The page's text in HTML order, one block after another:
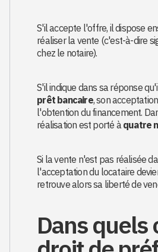
S'il accepte l'offre, il dispose
réaliser la vente (c'est-à-dire
chez le notaire).
S'il indique dans sa réponse
prêt bancaire, son
l'obtention du financement.
réalisation est porté àquatre
Si la vente n'est pas réalisée
l'acceptation du locataire
retrouve alors sa liberté de
Dans quels